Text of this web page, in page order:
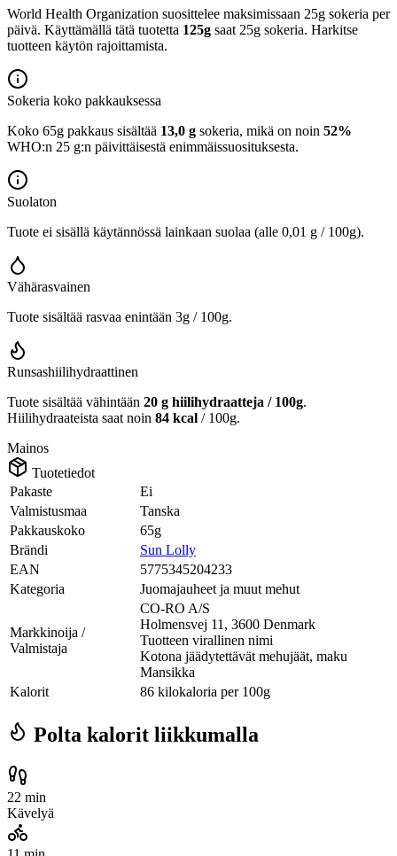
World Health Organization suosittelee maksimissaan 25g sokeria per
päivä. Käyttämällä tätä tuotetta 125g saat 25g sokeria. Harkitse
tuotteen käytön rajoittamista.
Sokeria koko pakkauksessa
Koko 65g pakkaus sisältää 13,0 g sokeria, mikä on noin 52%
WHO:n 25 g:n päivittäisestä enimmäissuosituksesta.
Suolaton
Tuote ei sisällä käytännössä lainkaan suolaa (alle 0,01 g / 100g).
Vähärasvainen
Tuote sisältää rasvaa enintään 3g / 100g.
Runsashiilihydraattinen
Tuote sisältää vähintään 20 g hiilihydraatteja / 100g.
Hiilihydraateista saat noin 84 kcal / 100g.
Mainos
Tuotetiedot
Pakaste
Ei
Valmistusmaa
Tanska
Pakkauskoko
65g
Brändi
Sun Lolly
EAN
5775345204233
Kategoria
Juomajauheet ja muut mehut
Markkinoija /
Valmistaja
CO-RO A/S
Holmensvej 11, 3600 Denmark
Tuotteen virallinen nimi
Kotona jäädytettävät mehujäät, maku
Mansikka
Kalorit
86 kilokaloria per 100g
Polta kalorit liikkumalla
22 min
Kävelyä